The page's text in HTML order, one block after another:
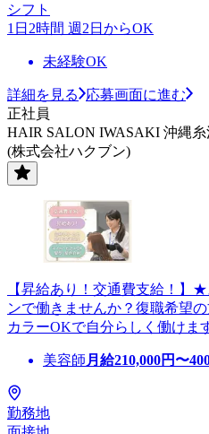
シフト
1日2時間 週2日からOK
未経験OK
詳細を見る
応募画面に進む
正社員
HAIR SALON IWASAKI 沖縄
(株式会社ハクブン)
【昇給あり！交通費支給！】
ンで働きませんか？復職希望
カラーOKで自分らしく働けま
美容師 月給210,000円〜
勤務地